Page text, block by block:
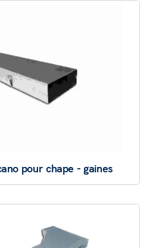
pour chape - gaines